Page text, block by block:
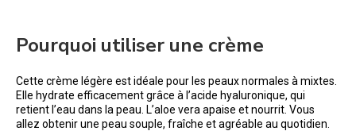
Pourquoi utiliser une crème
Cette crème légère est idéale pour les peaux normales à mixtes.
Elle hydrate efficacement grâce à l’acide hyaluronique, qui
retient l’eau dans la peau. L’aloe vera apaise et nourrit. Vous
allez obtenir une peau souple, fraîche et agréable au quotidien.